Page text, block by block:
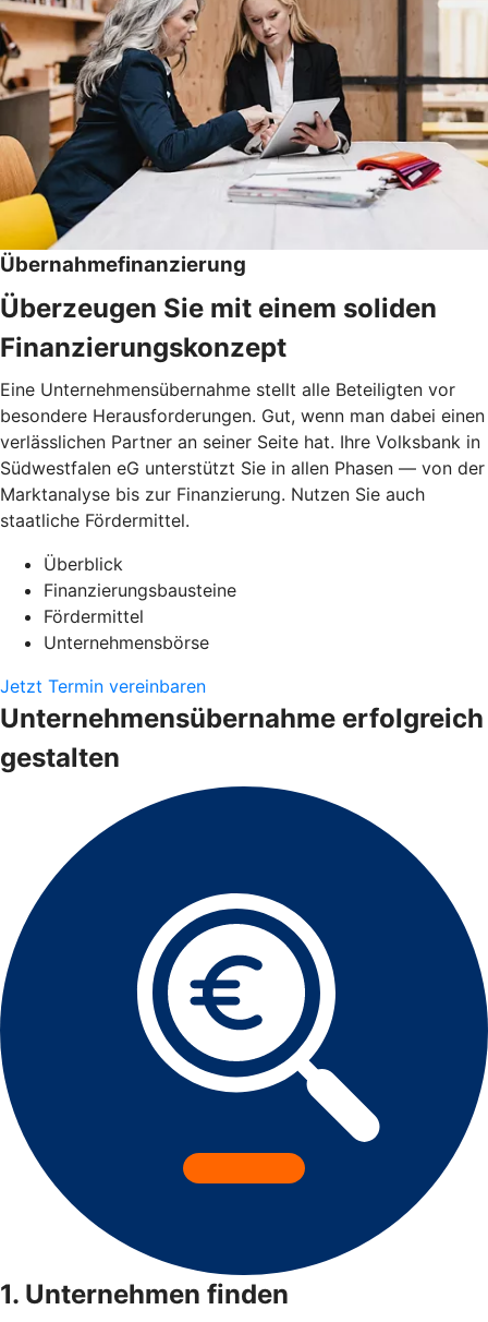
Übernahmefinanzierung
Überzeugen Sie mit einem soliden
Finanzierungskonzept
Eine Unternehmensübernahme stellt alle Beteiligten vor
besondere Herausforderungen. Gut, wenn man dabei einen
verlässlichen Partner an seiner Seite hat. Ihre Volksbank in
Südwestfalen eG unterstützt Sie in allen Phasen — von der
Marktanalyse bis zur Finanzierung. Nutzen Sie auch
staatliche Fördermittel.
Überblick
Finanzierungsbausteine
Fördermittel
Unternehmensbörse
Jetzt Termin vereinbaren
Unternehmensübernahme erfolgreich
gestalten
1. Unternehmen finden